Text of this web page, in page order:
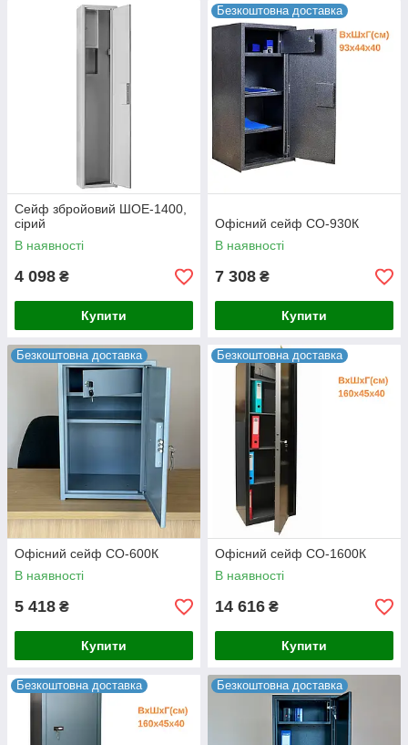
Сейф збройовий ШОЕ-1400,
сірий
В наявності
4 098 ₴
Купити
Безкоштовна доставка
Офісний сейф СО-930К
В наявності
7 308 ₴
Купити
Безкоштовна доставка
Офісний сейф СО-600К
В наявності
5 418 ₴
Купити
Безкоштовна доставка
Офісний сейф СО-1600К
В наявності
14 616 ₴
Купити
Безкоштовна доставка Безкоштовна доставка